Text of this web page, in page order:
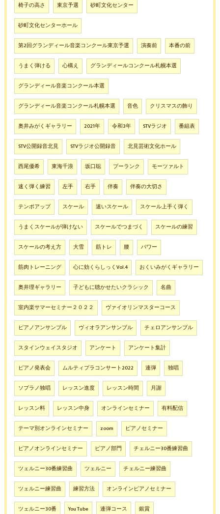
椅子の高さ 東京予選 砂町文化センター
砂町文化センターホール
第2回グランディール音楽コンクール東京予選 演奏前 本番の前
うまく弾ける 心構え グランディールコンクール札幌本選
グランディール音楽コンクール本選
グランディール音楽コンクール札幌本選 音色 クリスマスの飾り
奥井みがくギャラリー 2021年 令和3年 STVラジオ 番組表
STV公開録音北見 STVラジオ公開録音 北見芸術文化ホール
西尾優希 東海千浪 坂口聡 プーランク モーツァルト
速く弾く練習 左手 右手 伴奏 伴奏の大切さ
テンポアップ スケール 速いスケール スケール上手く弾く
うまくスケールが弾けない スケールでつまづく スケールの練習
スケールの考え方 大雪 筋トレ 腰 パワー
筋肉トレーニング 心に効くらしっくVol.4 おくいみがくギャラリー
奥井理ギャラリー 子どもに聴かせたいクラシック 名曲
室内楽サマーセミナー２０２２ ヴァイオリンマスターコース
ピアノアンサンブル ヴィオラアンサンブル チェロアンサンブル
スタインウェイスタジオ アンケート アンケート集計
ピアノ発表会 ムルティプラコンサート2022 連弾 独唱
ソプラノ独唱 レッスン進度 レッスン時間 月謝
レッスン料 レッスン中身 オンラインセミナー 有料配信
テーマ別オンラインセミナー zoom ピアノセミナー
ピアノオンラインセミナー ピアノ部門 チェルニー30番練習曲
ツェルニー30番練習曲 ツェルニー チェルニー練習曲
ツェルニー練習曲 練習方法 オンラインピアノセミナー
ツェルニー30番 You Tube 連弾コース 銀賞